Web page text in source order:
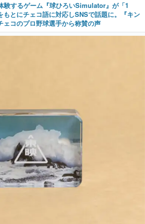
験するゲーム『球ひろいSimulator』が「1
もとにチェコ語に対応しSNSで話題に。『キン
ェコのプロ野球選手から称賛の声